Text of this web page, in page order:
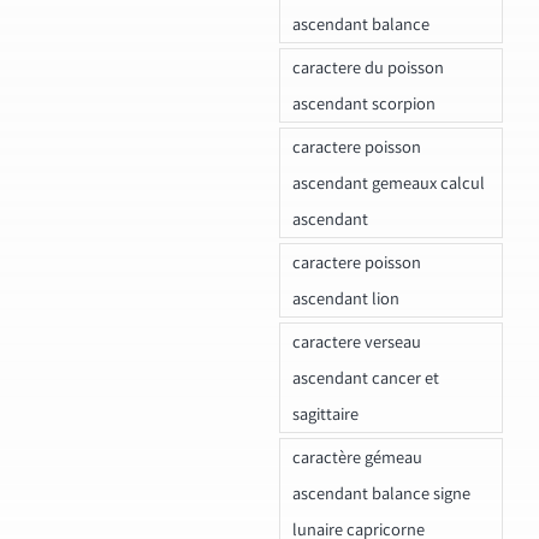
ascendant balance
caractere du poisson
ascendant scorpion
caractere poisson
ascendant gemeaux calcul
ascendant
caractere poisson
ascendant lion
caractere verseau
ascendant cancer et
sagittaire
caractère gémeau
ascendant balance signe
lunaire capricorne